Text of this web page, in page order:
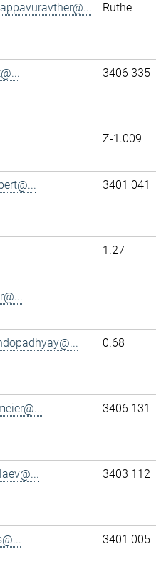
Ruthe
3406 335
Z-1.009
3401 041
1.27
0.68
3406 131
3403 112
3401 005